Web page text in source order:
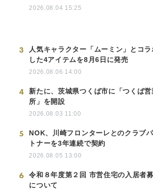
2026.08.04 15:25
3
人気キャラクター「ムーミン」とコラ
した4アイテムを8月6日に発売
2026.08.06 14:00
4
新たに、茨城県つくば市に「つくば営
所」を開設
2026.08.03 11:00
5
NOK、川崎フロンターレとのクラブ
トナーを3年連続で契約
2026.08.05 13:00
6
令和８年度第２回 市営住宅の入居者
について